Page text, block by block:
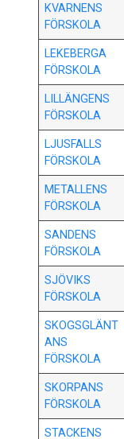
KVARNENS
FÖRSKOLA
LEKEBERGA
FÖRSKOLA
LILLÄNGENS
FÖRSKOLA
LJUSFALLS
FÖRSKOLA
METALLENS
FÖRSKOLA
SANDENS
FÖRSKOLA
SJÖVIKS
FÖRSKOLA
SKOGSGLÄNT
ANS
FÖRSKOLA
SKORPANS
FÖRSKOLA
STACKENS